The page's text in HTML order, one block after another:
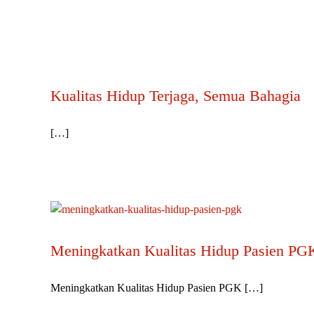
Kualitas Hidup Terjaga, Semua Bahagia
[…]
Meningkatkan Kualitas Hidup Pasien
Meningkatkan Kualitas Hidup Pasien PGK […]